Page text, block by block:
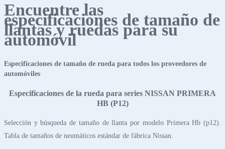
Encuentre las
especificaciones de tamaño de
llantas y ruedas para su
automóvil
Especificaciones de tamaño de rueda para todos los proveedores de
automóviles
Especificaciones de la rueda para series NISSAN PRIMERA
HB (P12)
Selección y búsqueda de tamaño de llanta por modelo Primera Hb (p12).
Tabla de tamaños de neumáticos estándar de fábrica Nissan.